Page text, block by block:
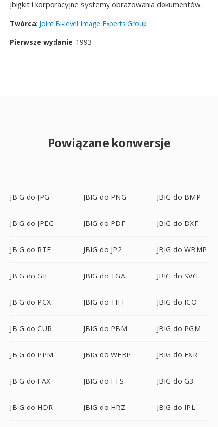
jbigkit i korporacyjne systemy obrazowania dokumentów.
Twórca: Joint Bi-level Image Experts Group
Pierwsze wydanie: 1993
Powiązane konwersje
JBIG do JPG JBIG do PNG JBIG do BMP
JBIG do JPEG JBIG do PDF JBIG do DXF
JBIG do RTF JBIG do JP2 JBIG do WBMP
JBIG do GIF JBIG do TGA JBIG do SVG
JBIG do PCX JBIG do TIFF JBIG do ICO
JBIG do CUR JBIG do PBM JBIG do PGM
JBIG do PPM JBIG do WEBP JBIG do EXR
JBIG do FAX JBIG do FTS JBIG do G3
JBIG do HDR JBIG do HRZ JBIG do IPL